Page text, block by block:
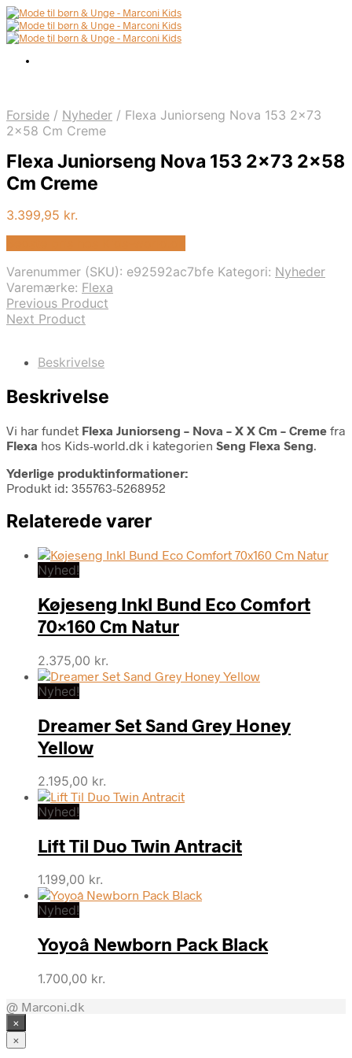
Forside / Nyheder / Flexa Juniorseng Nova 153 2×73
2×58 Cm Creme
Flexa Juniorseng Nova 153 2×73 2×58
Cm Creme
3.399,95 kr.
Varenummer (SKU): e92592ac7bfe Kategori: Nyheder
Varemærke: Flexa
Previous Product
Next Product
Beskrivelse
Beskrivelse
Vi har fundet Flexa Juniorseng – Nova – X X Cm – Creme fra
Flexa hos Kids-world.dk i kategorien Seng Flexa Seng.
Yderlige produktinformationer:
Produkt id: 355763-5268952
Relaterede varer
Nyhed!
Køjeseng Inkl Bund Eco Comfort
70×160 Cm Natur
2.375,00 kr.
Nyhed!
Dreamer Set Sand Grey Honey
Yellow
2.195,00 kr.
Nyhed!
Lift Til Duo Twin Antracit
1.199,00 kr.
Nyhed!
Yoyoâ Newborn Pack Black
1.700,00 kr.
@ Marconi.dk
×
×